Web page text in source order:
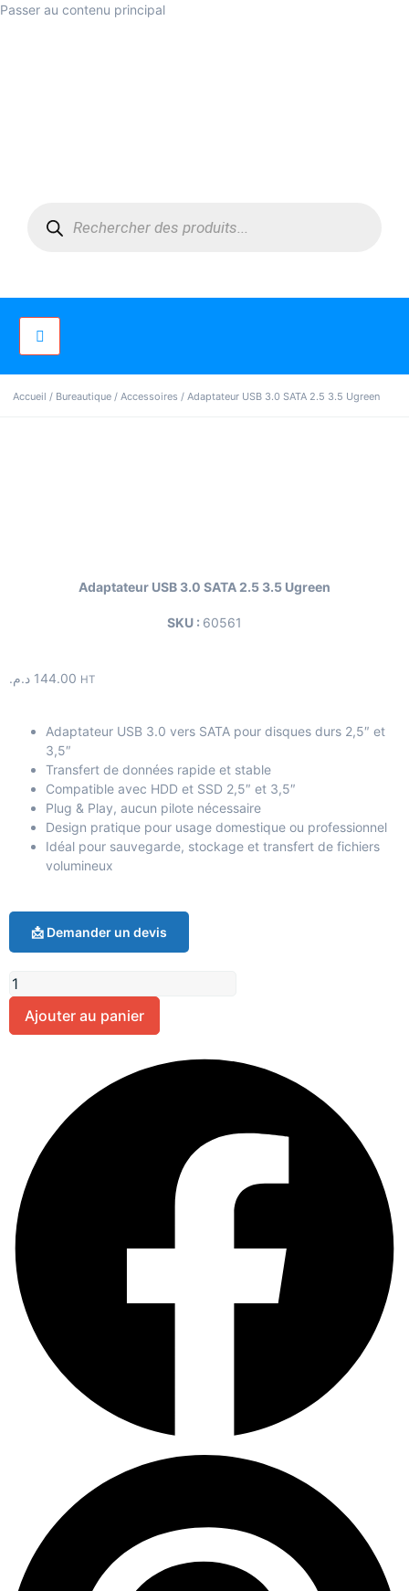
Passer au contenu principal
Accueil / Bureautique / Accessoires / Adaptateur USB 3.0 SATA 2.5 3.5 Ugreen
Adaptateur USB 3.0 SATA 2.5 3.5 Ugreen
SKU : 60561
144.00 د.م. HT
Adaptateur USB 3.0 vers SATA pour disques durs 2,5″ et
3,5″
Transfert de données rapide et stable
Compatible avec HDD et SSD 2,5″ et 3,5″
Plug & Play, aucun pilote nécessaire
Design pratique pour usage domestique ou professionnel
Idéal pour sauvegarde, stockage et transfert de fichiers
volumineux
📩 Demander un devis
Ajouter au panier